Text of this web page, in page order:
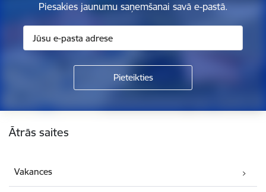
Piesakies jaunumu saņemšanai savā e-pastā.
Ātrās saites
Vakances